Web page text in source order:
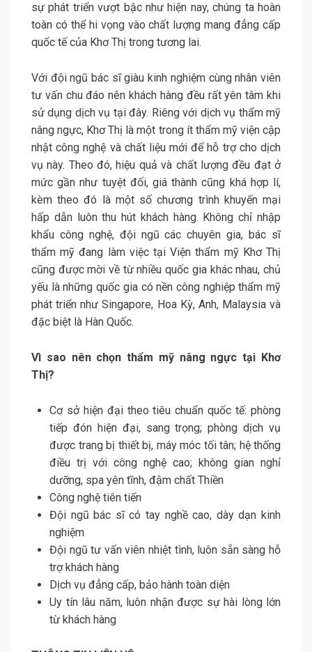
sự phát triển vượt bậc như hiện nay, chúng ta hoàn
toàn có thể hi vọng vào chất lượng mang đẳng cấp
quốc tế của Khơ Thị trong tương lai.
Với đội ngũ bác sĩ giàu kinh nghiệm cùng nhân viên
tư vấn chu đáo nên khách hàng đều rất yên tâm khi
sử dụng dịch vụ tại đây. Riêng với dịch vụ thẩm mỹ
nâng ngực, Khơ Thị là một trong ít thẩm mỹ viện cập
nhật công nghệ và chất liệu mới để hỗ trợ cho dịch
vụ này. Theo đó, hiệu quả và chất lượng đều đạt ở
mức gần như tuyệt đối, giá thành cũng khá hợp lí,
kèm theo đó là một số chương trình khuyến mại
hấp dẫn luôn thu hút khách hàng. Không chỉ nhập
khẩu công nghệ, đội ngũ các chuyên gia, bác sĩ
thẩm mỹ đang làm việc tại Viện thẩm mỹ Khơ Thị
cũng được mời về từ nhiều quốc gia khác nhau, chủ
yếu là những quốc gia có nền công nghiệp thẩm mỹ
phát triển như Singapore, Hoa Kỳ, Anh, Malaysia và
đặc biệt là Hàn Quốc.
Vì sao nên chọn thẩm mỹ nâng ngực tại Khơ
Thị?
Cơ sở hiện đại theo tiêu chuẩn quốc tế: phòng
tiếp đón hiện đại, sang trọng; phòng dịch vụ
được trang bị thiết bị, máy móc tối tân; hệ thống
điều trị với công nghệ cao; không gian nghỉ
dưỡng, spa yên tĩnh, đậm chất Thiền
Công nghệ tiên tiến
Đội ngũ bác sĩ có tay nghề cao, dày dạn kinh
nghiệm
Đội ngũ tư vấn viên nhiệt tình, luôn sẵn sàng hỗ
trợ khách hàng
Dịch vụ đẳng cấp, bảo hành toàn diện
Uy tín lâu năm, luôn nhận được sự hài lòng lớn
từ khách hàng